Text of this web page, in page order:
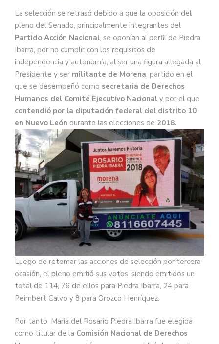
La selección se retrasó debido a que la oposición del
pleno del Senado, principalmente integrantes del
Partido Acción Nacional, se oponían al perfil de Piedra
Ibarra, por no cumplir con los requisitos de
independencia y autonomía, al ser una figura allegada al
Presidente y ser militante de Morena, partido en el
que se desempeñó como secretaria de Derechos
Humanos del Comité Ejecutivo Nacional y por el que
contendió por la diputación federal del distrito 10
en Nuevo León durante las elecciones de 2018.
Luego de retomar las acciones de selección por tercera
ocasión, el pleno emitió sus votos, siendo emitidos un
total de 114, 76 de ellos para Piedra Ibarra, 24 para
Peimbert Calvo y 8 para Orozco Henríquez.
Por tanto, Maria del Rosario Piedra Ibarra fue elegida
como titular de la Comisión Nacional de Derechos